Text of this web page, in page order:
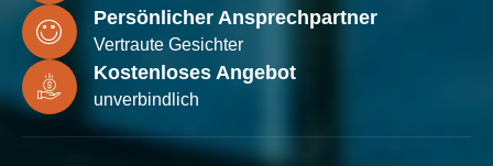
Persönlicher Ansprechpartner
Vertraute Gesichter
Kostenloses Angebot
unverbindlich